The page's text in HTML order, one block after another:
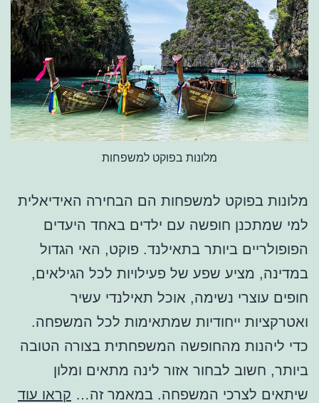
מלונות בפוקט למשפחות
מלונות בפוקט למשפחות הם הבחירה האידיאלית
למי שמתכנן חופשה עם ילדים באחד היעדים
הפופולריים ביותר בתאילנד. פוקט, האי הגדול
במדינה, מציע שפע של פעילויות לכל הגילאים,
חופים עוצרי נשימה, אוכל תאילנדי עשיר
ואטרקציות ייחודיות שמתאימות לכל המשפחה.
כדי ליהנות מהחופשה המשפחתית בצורה הטובה
ביותר, חשוב לבחור אזור לינה מתאים ומלון
שיתאים לצרכי המשפחה. במאמר זה… קראו עוד